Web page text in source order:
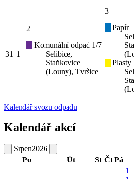
31 1
2
Komunální odpad 1/7
Selibice,
Staňkovice
(Louny), Tvršice
3
Papír
Plasty
Kalendář svozu odpadu
Kalendář akcí
Srpen2026
Po
Út St Čt Pá
1